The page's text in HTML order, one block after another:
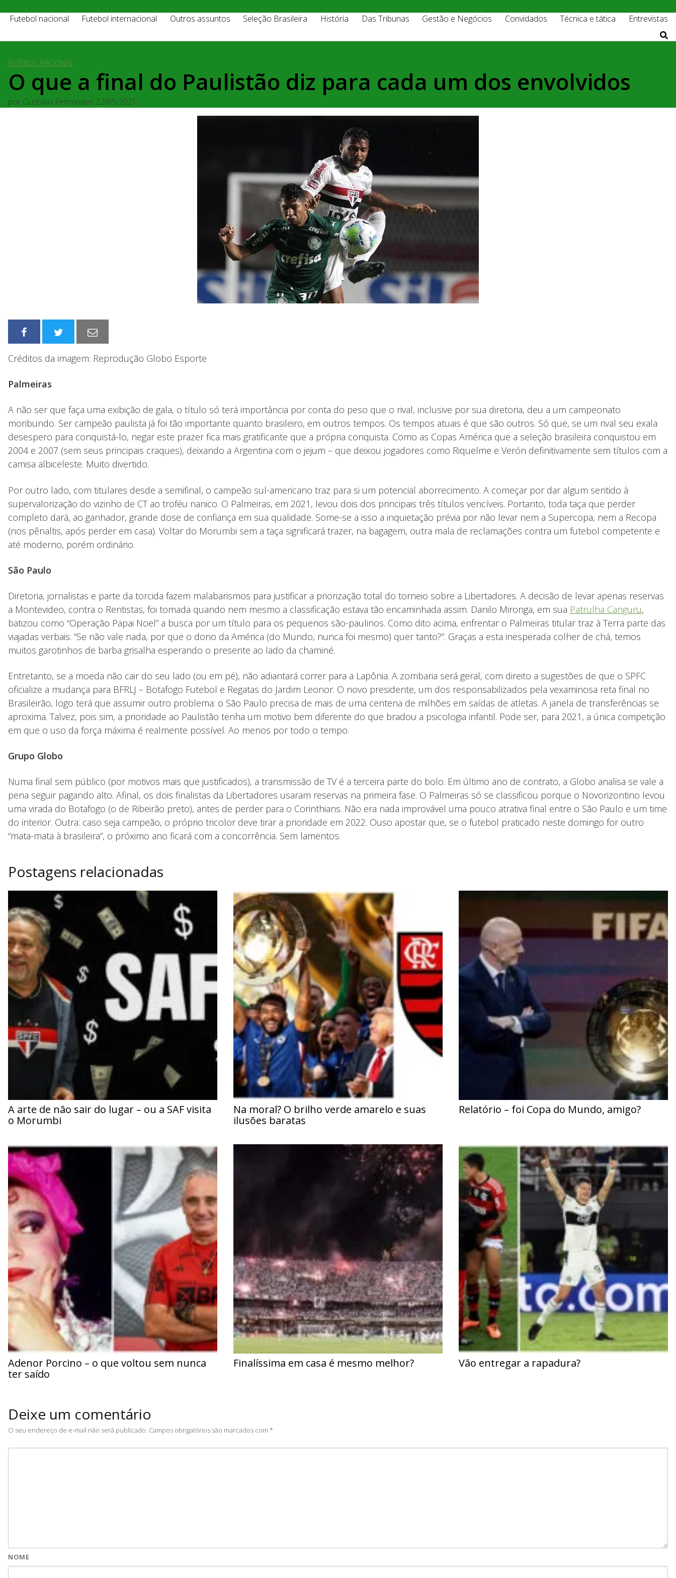
Futebol nacional Futebol internacional Outros assuntos Seleção Brasileira História Das Tribunas Gestão e Negócios Convidados Técnica e tática Entrevistas
FUTEBOL NACIONAL
O que a final do Paulistão diz para cada um dos envolvidos
por Gustavo Fernandes 22/05/2021
Créditos da imagem: Reprodução Globo Esporte
Palmeiras
A não ser que faça uma exibição de gala, o título só terá importância por conta do peso que o rival, inclusive por sua diretoria, deu a um campeonato
moribundo. Ser campeão paulista já foi tão importante quanto brasileiro, em outros tempos. Os tempos atuais é que são outros. Só que, se um rival seu exala
desespero para conquistá-lo, negar este prazer fica mais gratificante que a própria conquista. Como as Copas América que a seleção brasileira conquistou em
2004 e 2007 (sem seus principais craques), deixando a Argentina com o jejum – que deixou jogadores como Riquelme e Verón definitivamente sem títulos com a
camisa albiceleste. Muito divertido.
Por outro lado, com titulares desde a semifinal, o campeão sul-americano traz para si um potencial aborrecimento. A começar por dar algum sentido à
supervalorização do vizinho de CT ao troféu nanico. O Palmeiras, em 2021, levou dois dos principais três títulos vencíveis. Portanto, toda taça que perder
completo dará, ao ganhador, grande dose de confiança em sua qualidade. Some-se a isso a inquietação prévia por não levar nem a Supercopa, nem a Recopa
(nos pênaltis, após perder em casa). Voltar do Morumbi sem a taça significará trazer, na bagagem, outra mala de reclamações contra um futebol competente e
até moderno, porém ordinário.
São Paulo
Diretoria, jornalistas e parte da torcida fazem malabarismos para justificar a priorização total do torneio sobre a Libertadores. A decisão de levar apenas reservas
a Montevideo, contra o Rentistas, foi tomada quando nem mesmo a classificação estava tão encaminhada assim. Danilo Mironga, em sua Patrulha Canguru,
batizou como “Operação Papai Noel” a busca por um título para os pequenos são-paulinos. Como dito acima, enfrentar o Palmeiras titular traz à Terra parte das
viajadas verbais. “Se não vale nada, por que o dono da América (do Mundo, nunca foi mesmo) quer tanto?”. Graças a esta inesperada colher de chá, temos
muitos garotinhos de barba grisalha esperando o presente ao lado da chaminé.
Entretanto, se a moeda não cair do seu lado (ou em pé), não adiantará correr para a Lapônia. A zombaria será geral, com direito a sugestões de que o SPFC
oficialize a mudança para BFRLJ – Botafogo Futebol e Regatas do Jardim Leonor. O novo presidente, um dos responsabilizados pela vexaminosa reta final no
Brasileirão, logo terá que assumir outro problema: o São Paulo precisa de mais de uma centena de milhões em saídas de atletas. A janela de transferências se
aproxima. Talvez, pois sim, a prioridade ao Paulistão tenha um motivo bem diferente do que bradou a psicologia infantil. Pode ser, para 2021, a única competição
em que o uso da força máxima é realmente possível. Ao menos por todo o tempo.
Grupo Globo
Numa final sem público (por motivos mais que justificados), a transmissão de TV é a terceira parte do bolo. Em último ano de contrato, a Globo analisa se vale a
pena seguir pagando alto. Afinal, os dois finalistas da Libertadores usaram reservas na primeira fase. O Palmeiras só se classificou porque o Novorizontino levou
uma virada do Botafogo (o de Ribeirão preto), antes de perder para o Corinthians. Não era nada improvável uma pouco atrativa final entre o São Paulo e um time
do interior. Outra: caso seja campeão, o próprio tricolor deve tirar a prioridade em 2022. Ouso apostar que, se o futebol praticado neste domingo for outro
“mata-mata à brasileira”, o próximo ano ficará com a concorrência. Sem lamentos.
Postagens relacionadas
A arte de não sair do lugar – ou a SAF visita
o Morumbi
Na moral? O brilho verde amarelo e suas
ilusões baratas
Relatório – foi Copa do Mundo, amigo?
Adenor Porcino – o que voltou sem nunca
ter saído
Finalíssima em casa é mesmo melhor? Vão entregar a rapadura?
Deixe um comentário
O seu endereço de e-mail não será publicado. Campos obrigatórios são marcados com *
NOME